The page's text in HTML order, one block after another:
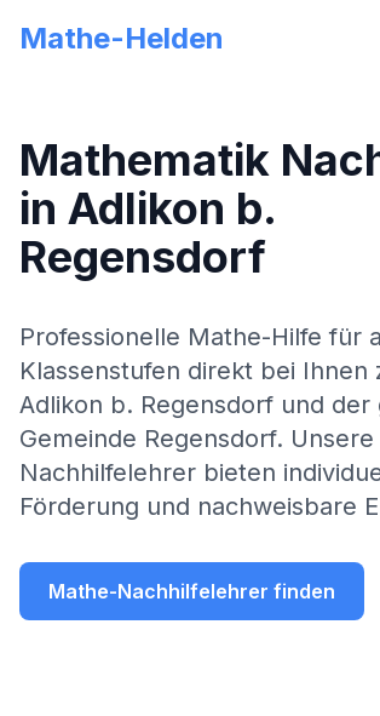
Mathe-Helden
Mathematik
in Adlikon b.
Regensdorf
Professionelle Mathe-Hilfe für
Klassenstufen direkt bei Ihnen
Adlikon b. Regensdorf und der
Gemeinde Regensdorf.
Nachhilfelehrer bieten
Förderung und nachweisbare
Mathe-Nachhilfelehrer finden